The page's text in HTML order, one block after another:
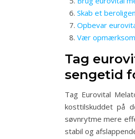
Skab et
Opbevar
Vær
Tag
sengetid
Tag Eurovital
kosttilskuddet på
søvnrytme mere
stabil og